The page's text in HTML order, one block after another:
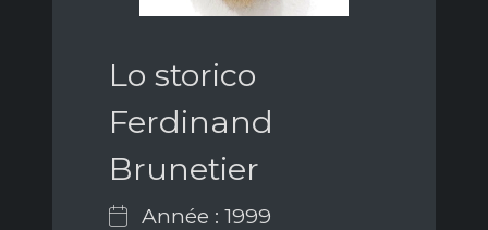
Lo storico
Ferdinand
Brunetier
Année : 1999